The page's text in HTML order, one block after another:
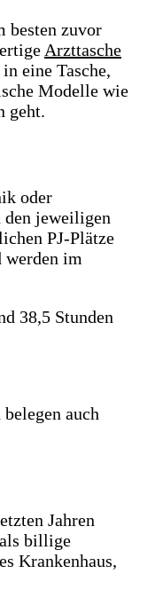
besten zuvor
Arzttasche
eine Tasche,
Modelle wie
geht.
oder
den jeweiligen
PJ-Plätze
werden im
38,5 Stunden
auch
Jahren
billige
Krankenhaus,